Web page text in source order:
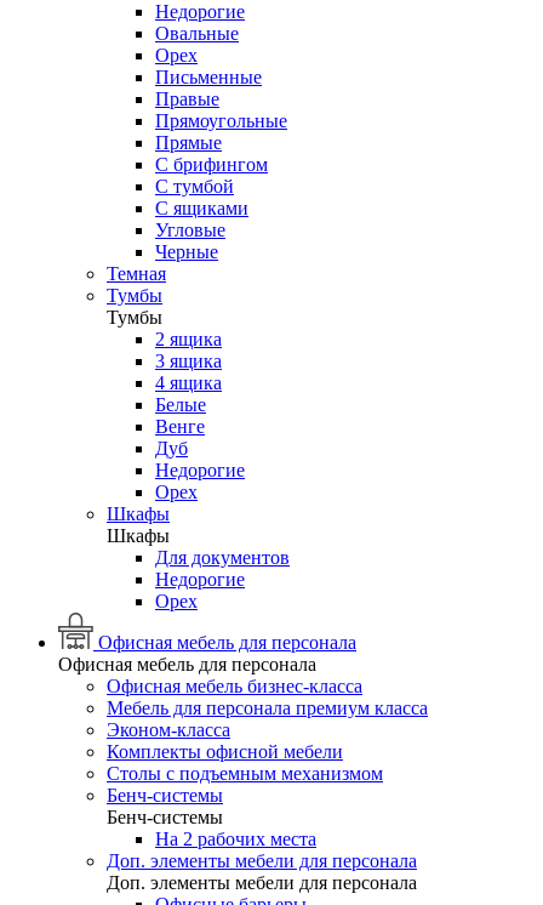
Недорогие
Овальные
Орех
Письменные
Правые
Прямоугольные
Прямые
С брифингом
С тумбой
С ящиками
Угловые
Черные
Темная
Тумбы
Тумбы
2 ящика
3 ящика
4 ящика
Белые
Венге
Дуб
Недорогие
Орех
Шкафы
Шкафы
Для документов
Недорогие
Орех
Офисная мебель для персонала
Офисная мебель для персонала
Офисная мебель бизнес-класса
Мебель для персонала премиум класса
Эконом-класса
Комплекты офисной мебели
Столы с подъемным механизмом
Бенч-системы
Бенч-системы
На 2 рабочих места
Доп. элементы мебели для персонала
Доп. элементы мебели для персонала